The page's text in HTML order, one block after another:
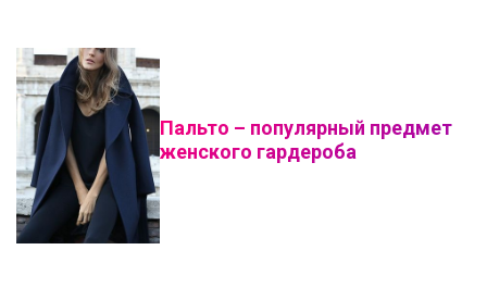
Пальто – популярный предмет
женского гардероба